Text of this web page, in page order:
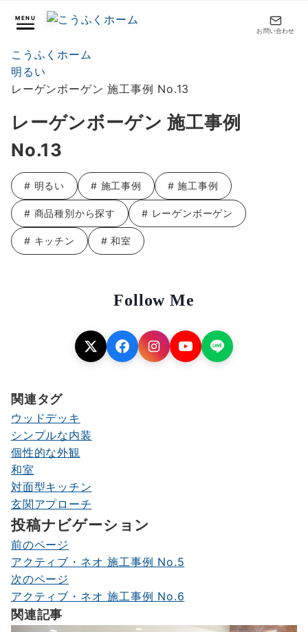
MENU
お問い合わせ
こうふくホーム
明るい
レーゲンボーゲン 施工事例 No.13
レーゲンボーゲン 施工事例
No.13
# 明るい # 施工事例 # 施工事例
# 商品種別から探す # レーゲンボーゲン
# キッチン # 和室
Follow Me
関連タグ
ウッドデッキ
シンプルな内装
個性的な外観
和室
対面型キッチン
玄関アプローチ
投稿ナビゲーション
前のページ
アクティブ・ネオ 施工事例 No.5
次のページ
アクティブ・ネオ 施工事例 No.6
関連記事